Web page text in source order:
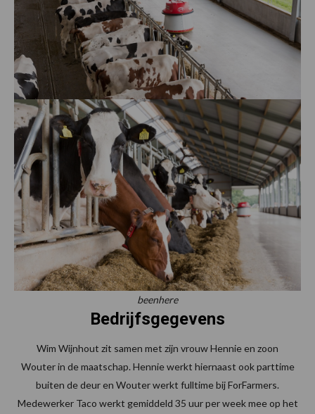
beenhere
Bedrijfsgegevens
Wim Wijnhout zit samen met zijn vrouw Hennie en zoon
Wouter in de maatschap. Hennie werkt hiernaast ook parttime
buiten de deur en Wouter werkt fulltime bij ForFarmers.
Medewerker Taco werkt gemiddeld 35 uur per week mee op het